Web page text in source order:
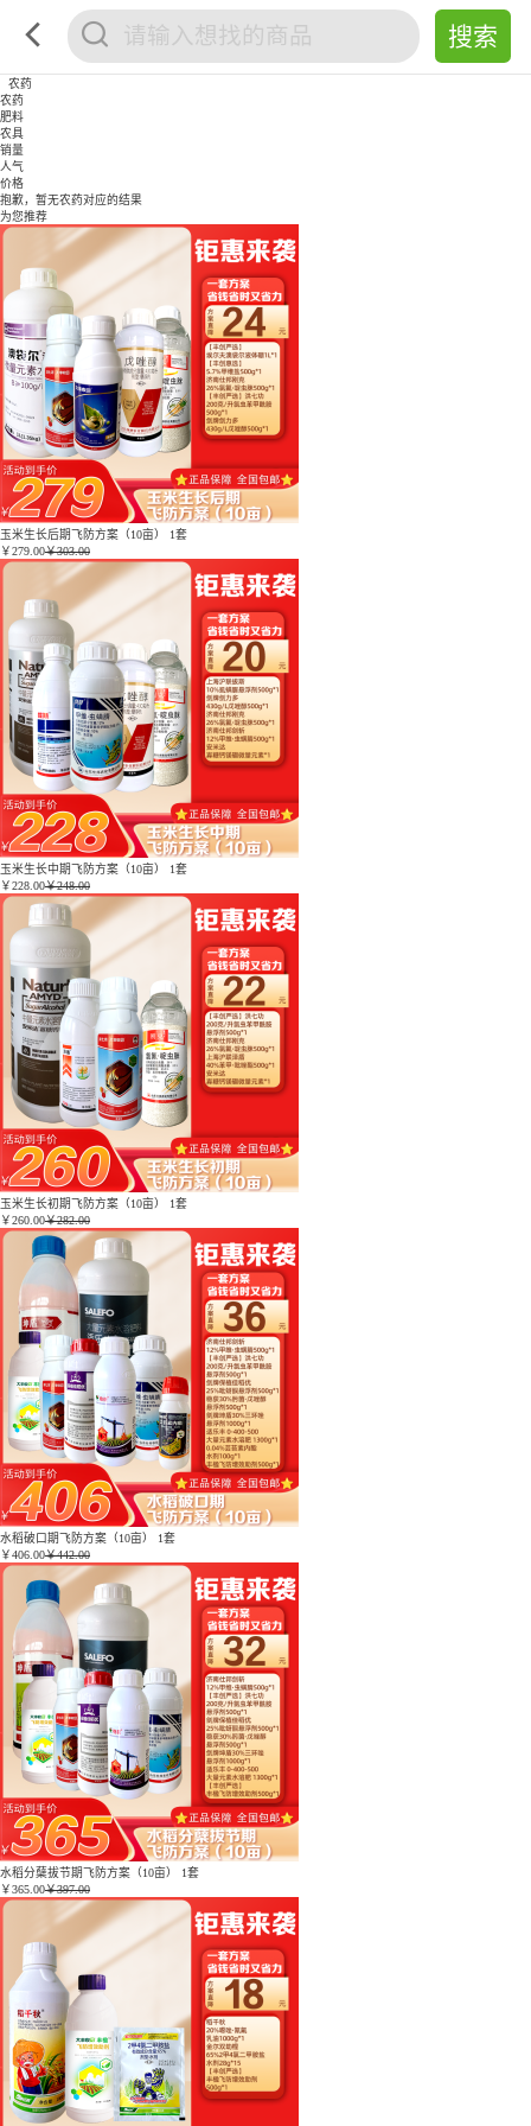
农药
农药
肥料
农具
销量
人气
价格
抱歉，暂无农药对应的结果
为您推荐
玉米生长后期飞防方案（10亩） 1套
￥279.00￥303.00
玉米生长中期飞防方案（10亩） 1套
￥228.00￥248.00
玉米生长初期飞防方案（10亩） 1套
￥260.00￥282.00
水稻破口期飞防方案（10亩） 1套
￥406.00￥442.00
水稻分蘖拔节期飞防方案（10亩） 1套
￥365.00￥397.00